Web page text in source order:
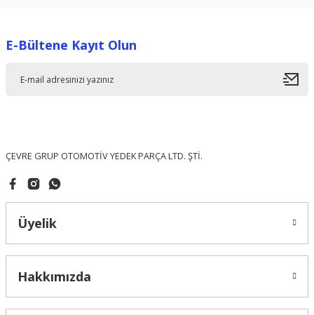
Ürün resmi kalitesiz, bozuk veya görüntülenemiyor.
E-Bültene Kayıt Olun
ÇEVRE GRUP OTOMOTİV YEDEK PARÇA LTD. ŞTİ.
Üyelik
Hakkımızda